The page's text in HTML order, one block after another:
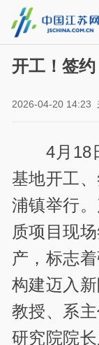
开工！签
2026-04-20 14:23
4月18
基地开工
浦镇举行
质项目现
产，标志
构建迈入
教授、系
研究院院